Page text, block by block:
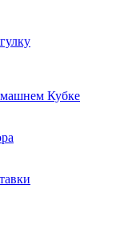
Кубке